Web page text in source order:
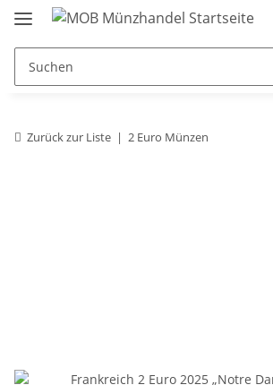
Zurück zur Liste 2 Euro Münzen